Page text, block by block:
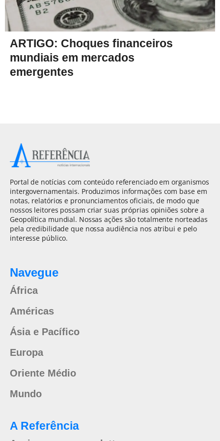
ARTIGO: Choques financeiros
mundiais em mercados
emergentes
Portal de notícias com conteúdo referenciado em organismos
intergovernamentais. Produzimos informações com base em
notas, relatórios e pronunciamentos oficiais, de modo que
nossos leitores possam criar suas próprias opiniões sobre a
Geopolítica mundial. Nossas ações são totalmente norteadas
pela credibilidade que nossa audiência nos atribui e pelo
interesse público.
Navegue
África
Américas
Ásia e Pacífico
Europa
Oriente Médio
Mundo
A Referência